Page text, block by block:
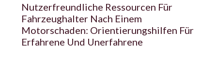
Nutzerfreundliche Ressourcen Für
Fahrzeughalter Nach Einem
Motorschaden: Orientierungshilfen Für
Erfahrene Und Unerfahrene